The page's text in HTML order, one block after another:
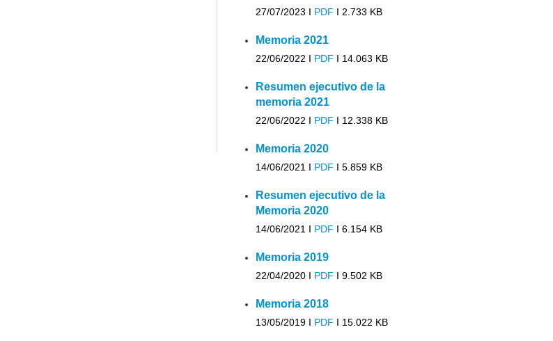
27/07/2023 I PDF I 2.733 KB
Memoria 2021
22/06/2022 I PDF I 14.063 KB
Resumen ejecutivo de la
memoria 2021
22/06/2022 I PDF I 12.338 KB
Memoria 2020
14/06/2021 I PDF I 5.859 KB
Resumen ejecutivo de la
Memoria 2020
14/06/2021 I PDF I 6.154 KB
Memoria 2019
22/04/2020 I PDF I 9.502 KB
Memoria 2018
13/05/2019 I PDF I 15.022 KB